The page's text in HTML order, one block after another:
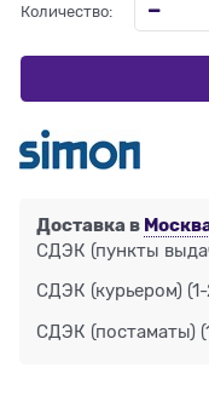
Количество:
Доставка в
СДЭК (пункты
СДЭК (курьером)
СДЭК (постаматы)